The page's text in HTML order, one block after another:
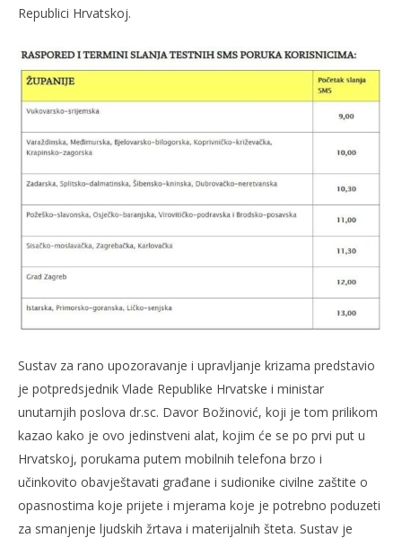
Republici Hrvatskoj.
Sustav za rano upozoravanje i upravljanje krizama predstavio
je potpredsjednik Vlade Republike Hrvatske i ministar
unutarnjih poslova dr.sc. Davor Božinović, koji je tom prilikom
kazao kako je ovo jedinstveni alat, kojim će se po prvi put u
Hrvatskoj, porukama putem mobilnih telefona brzo i
učinkovito obavještavati građane i sudionike civilne zaštite o
opasnostima koje prijete i mjerama koje je potrebno poduzeti
za smanjenje ljudskih žrtava i materijalnih šteta. Sustav je